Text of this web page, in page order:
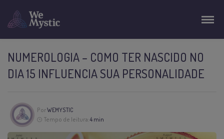
NUMEROLOGIA – COMO TER NASCIDO NO
DIA 15 INFLUENCIA SUA PERSONALIDADE
PorWEMYSTIC
Tempo de leitura:4 min